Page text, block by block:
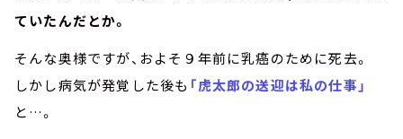
ていたんだとか。
そんな奥様ですが、およそ９年前に乳癌のために死去。
しかし病気が発覚した後も 「虎太郎の送迎は私の仕事」
と…。